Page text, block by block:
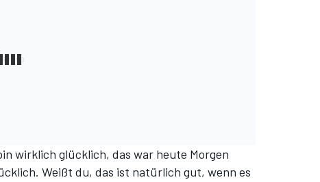
wirklich glücklich, das war heute Morgen
Weißt du, das ist natürlich gut, wenn es